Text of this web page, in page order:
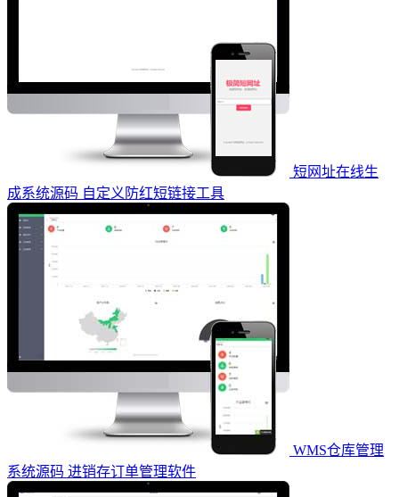
短网址在线生
成系统源码 自定义防红短链接工具
WMS仓库管理
系统源码 进销存订单管理软件